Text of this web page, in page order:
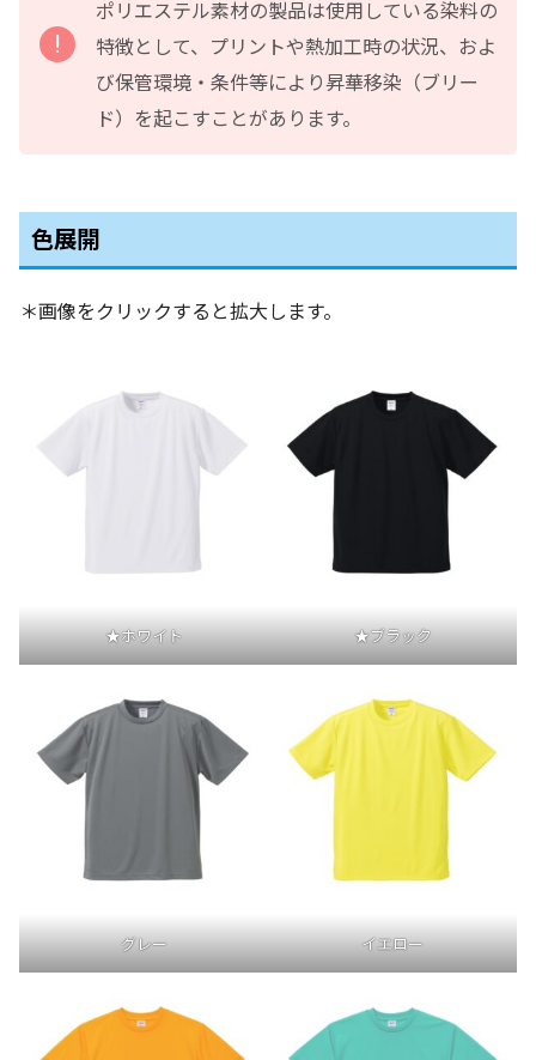
ポリエステル素材の製品は使用している染料の
特徴として、プリントや熱加工時の状況、およ
び保管環境・条件等により昇華移染（ブリー
ド）を起こすことがあります。
色展開
＊画像をクリックすると拡大します。
★ホワイト ★ブラック
グレー イエロー